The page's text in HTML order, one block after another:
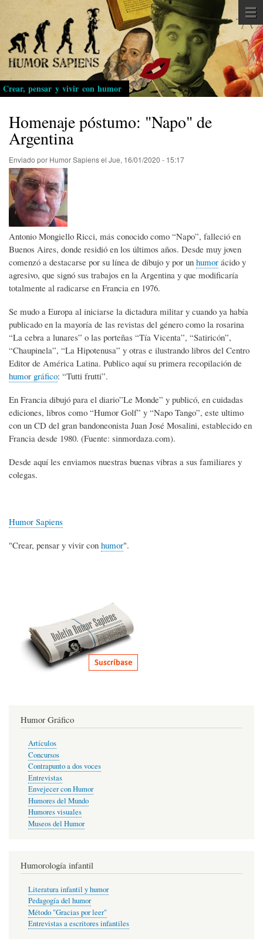
Pasar
al
contenido
principal
Crear, pensar y vivir con humor
Homenaje póstumo: "Napo" de
Argentina
Enviado por Humor Sapiensel Jue, 16/01/2020 - 15:17
Antonio Mongiello Ricci, más conocido como “Napo”, falleció en
Buenos Aires, donde residió en los últimos años. Desde muy joven
comenzó a destacarse por su línea de dibujo y por un humor ácido y
agresivo, que signó sus trabajos en la Argentina y que modificaría
totalmente al radicarse en Francia en 1976.
Se mudo a Europa al iniciarse la dictadura militar y cuando ya había
publicado en la mayoría de las revistas del género como la rosarina
“La cebra a lunares” o las porteñas “Tía Vicenta”, “Satiricón”,
“Chaupinela”, “La Hipotenusa” y otras e ilustrando libros del Centro
Editor de América Latina. Publico aquí su primera recopilación de
humor gráfico: “Tutti frutti”.
En Francia dibujó para el diario”Le Monde” y publicó, en cuidadas
ediciones, libros como “Humor Golf” y “Napo Tango”, este ultimo
con un CD del gran bandoneonista Juan José Mosalini, establecido en
Francia desde 1980. (Fuente: sinmordaza.com).
Desde aquí les enviamos nuestras buenas vibras a sus familiares y
colegas.
Humor Sapiens
"Crear, pensar y vivir con humor".
Humor Gráfico
Artículos
Concursos
Contrapunto a dos voces
Entrevistas
Envejecer con Humor
Humores del Mundo
Humores visuales
Museos del Humor
Humorología infantil
Literatura infantil y humor
Pedagogía del humor
Método "Gracias por leer"
Entrevistas a escritores infantiles